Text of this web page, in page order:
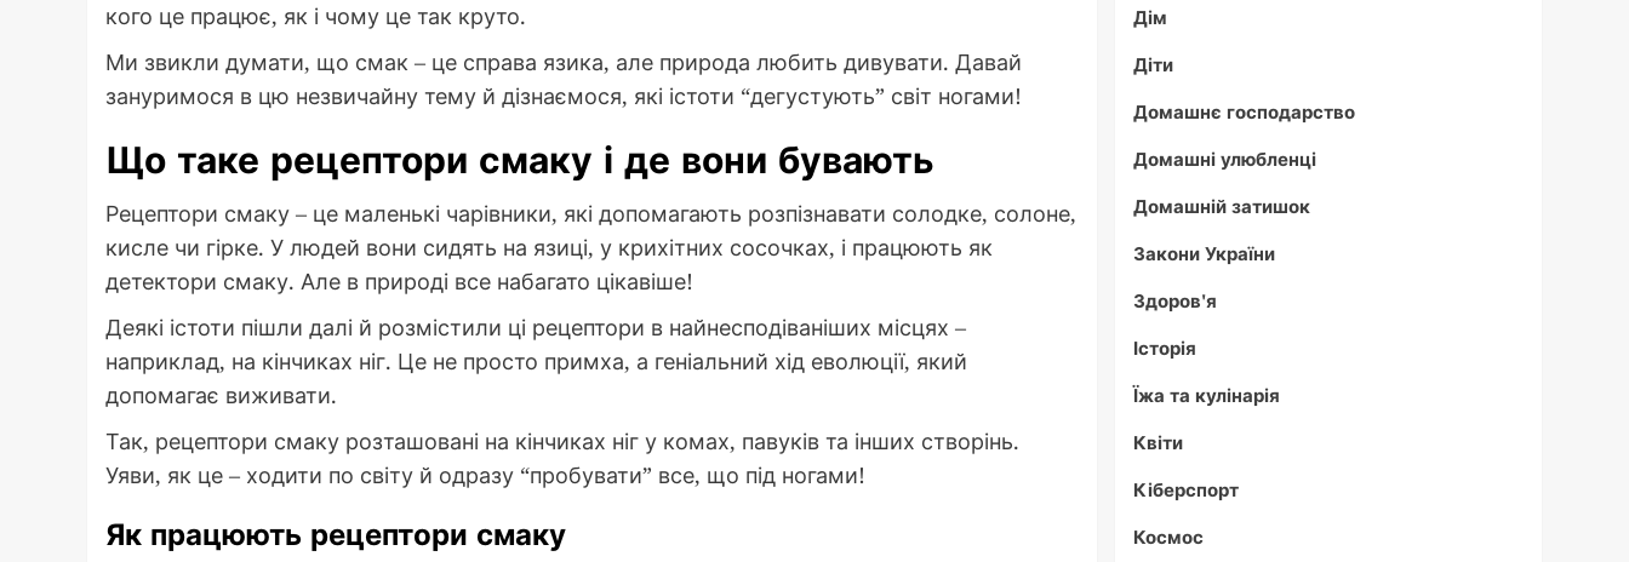
кого це працює, як і чому це так круто.
Ми звикли думати, що смак – це справа язика, але природа любить дивувати. Давай
зануримося в цю незвичайну тему й дізнаємося, які істоти “дегустують” світ ногами!
Що таке рецептори смаку і де вони бувають
Рецептори смаку – це маленькі чарівники, які допомагають розпізнавати солодке, солоне,
кисле чи гірке. У людей вони сидять на язиці, у крихітних сосочках, і працюють як
детектори смаку. Але в природі все набагато цікавіше!
Деякі істоти пішли далі й розмістили ці рецептори в найнесподіваніших місцях –
наприклад, на кінчиках ніг. Це не просто примха, а геніальний хід еволюції, який
допомагає виживати.
Так, рецептори смаку розташовані на кінчиках ніг у комах, павуків та інших створінь.
Уяви, як це – ходити по світу й одразу “пробувати” все, що під ногами!
Як працюють рецептори смаку
Дім
Діти
Домашнє господарство
Домашні улюбленці
Домашній затишок
Закони України
Здоров'я
Історія
Їжа та кулінарія
Квіти
Кіберспорт
Космос